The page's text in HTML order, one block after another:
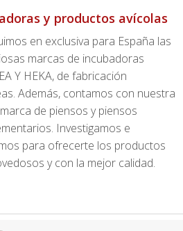
y productos avícolas
en exclusiva para España las
marcas de incubadoras
Y HEKA, de fabricación
Además, contamos con nuestra
de piensos y piensos
Investigamos e
para ofrecerte los productos
y con la mejor calidad.